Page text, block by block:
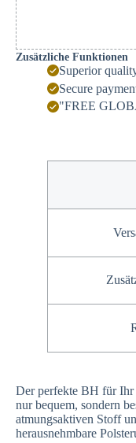
Zusätzliche Funktionen
Superior
Secure
"FREE
Der perfekte BH für
nur bequem, sondern
atmungsaktiven Stoff
herausnehmbare